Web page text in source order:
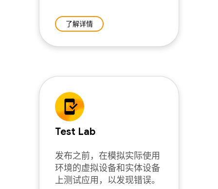
了解详情
Test Lab
发布之前，在模拟实际使用
环境的虚拟设备和实体设备
上测试应用，以发现错误。